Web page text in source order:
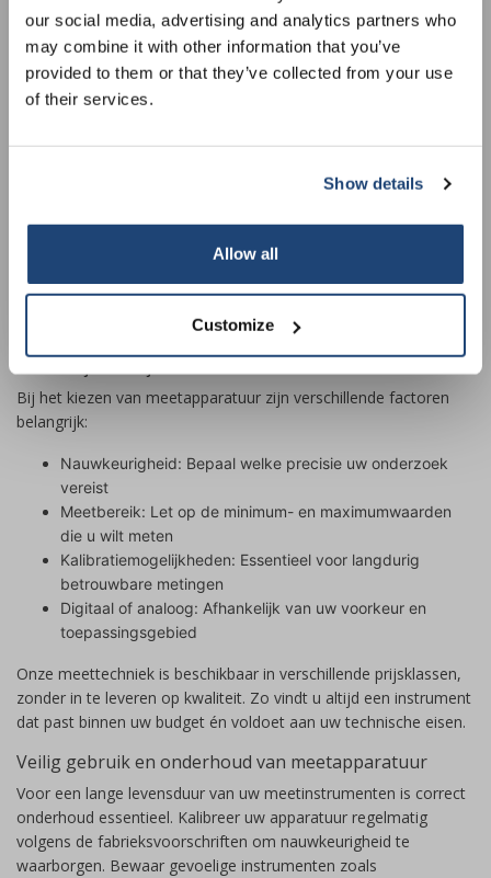
our social media, advertising and analytics partners who
may combine it with other information that you’ve
provided to them or that they’ve collected from your use
of their services.
Show details
Allow all
Customize
Essentiële meettechniek voor elk laboratorium
De categorie meettechniek omvat diverse instrumenten die
onmisbaar zijn in het moderne lab. Pipetten voor nauwkeurige
nauwkeurigheidsklassen, meetbereiken en uitvoeringen, zodat
Bekijk ons volledige assortiment meettechniek online en vind
direct wat u zoekt voor uw volgende experiment of
Bij het kiezen van meetapparatuur zijn verschillende factoren
belangrijk:
Nauwkeurigheid: Bepaal welke precisie uw onderzoek
vereist
Meetbereik: Let op de minimum- en maximumwaarden
die u wilt meten
Kalibratiemogelijkheden: Essentieel voor langdurig
betrouwbare metingen
Digitaal of analoog: Afhankelijk van uw voorkeur en
toepassingsgebied
Onze meettechniek is beschikbaar in verschillende prijsklassen,
zonder in te leveren op kwaliteit. Zo vindt u altijd een instrument
dat past binnen uw budget én voldoet aan uw technische eisen.
Veilig gebruik en onderhoud van meetapparatuur
Voor een lange levensduur van uw meetinstrumenten is correct
onderhoud essentieel. Kalibreer uw apparatuur regelmatig
volgens de fabrieksvoorschriften om nauwkeurigheid te
waarborgen. Bewaar gevoelige instrumenten zoals
receive a 10% discount on your next
purchase for all chemical products from
our own brand 😀
€50.00